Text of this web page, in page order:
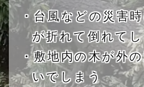
・台風などの災害
が折れて倒れて
・敷地内の木が外
いでしまう